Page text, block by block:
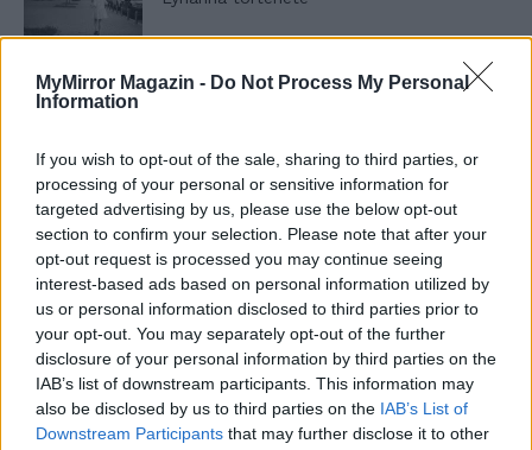
MyMirror Magazin - Do Not Process My Personal
Information
If you wish to opt-out of the sale, sharing to third parties, or
processing of your personal or sensitive information for
targeted advertising by us, please use the below opt-out
section to confirm your selection. Please note that after your
opt-out request is processed you may continue seeing
interest-based ads based on personal information utilized by
us or personal information disclosed to third parties prior to
your opt-out. You may separately opt-out of the further
disclosure of your personal information by third parties on the
IAB’s list of downstream participants. This information may
also be disclosed by us to third parties on the IAB’s List of
Downstream Participants that may further disclose it to other
T. Barnett: Gyilkosság a Garda-tónál 12.
T. szereti a fiatal lányokat 13. rész
Minka 10. rész
Minka 9. rész